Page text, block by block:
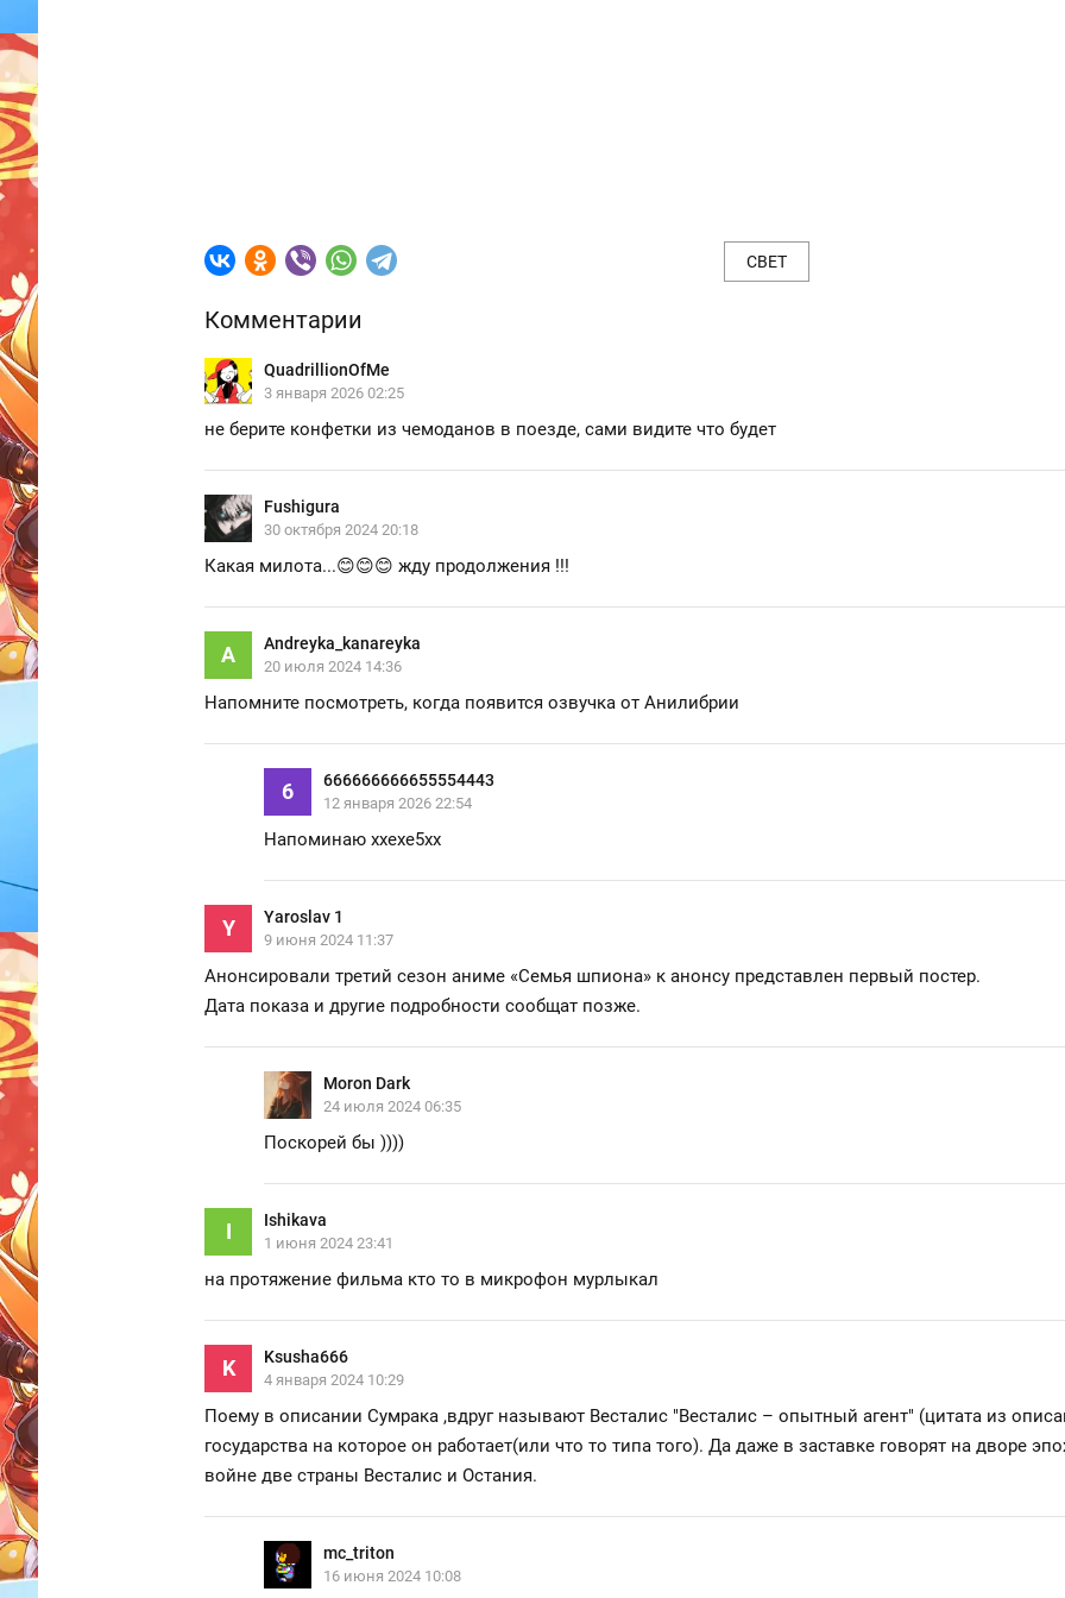
СВЕТ
Комментарии
QuadrillionOfMe
3 января 2026 02:25
не берите конфетки из чемоданов в поезде, сами видите что будет
Fushigura
30 октября 2024 20:18
Какая милота...😊😊😊 жду продолжения !!!
A Andreyka_kanareyka
20 июля 2024 14:36
Напомните посмотреть, когда появится озвучка от Анилибрии
6 666666666655554443
12 января 2026 22:54
Напоминаю ххехе5хх
Y Yaroslav 1
9 июня 2024 11:37
Анонсировали третий сезон аниме «Семья шпиона» к анонсу представлен первый постер.
Дата показа и другие подробности сообщат позже.
Moron Dark
24 июля 2024 06:35
Поскорей бы ))))
I Ishikava
1 июня 2024 23:41
на протяжение фильма кто то в микрофон мурлыкал
K Ksusha666
4 января 2024 10:29
Поему в описании Сумрака ,вдруг называют Весталис "Весталис – опытный агент" (цитата из
государства на которое он работает(или что то типа того). Да даже в заставке говорят на дворе
войне две страны Весталис и Остания.
mc_triton
16 июня 2024 10:08